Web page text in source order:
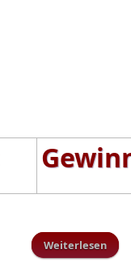
Weiterlesen